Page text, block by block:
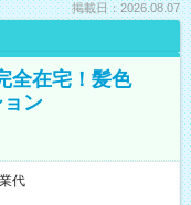
掲載日：2026.08.07
全在宅！髪色
ン
代